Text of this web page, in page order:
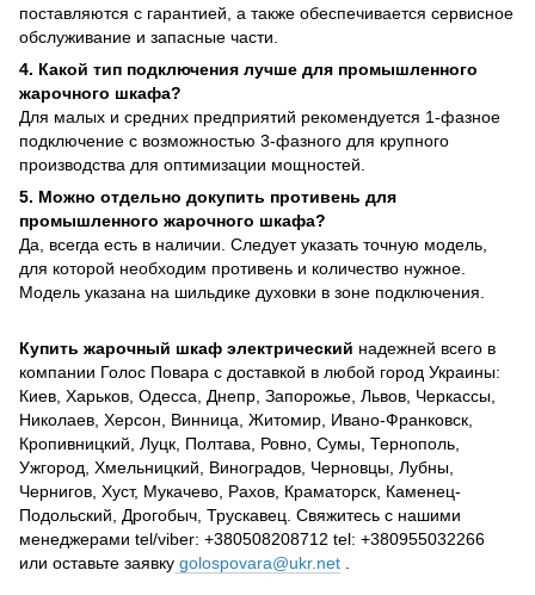
поставляются с гарантией, а также обеспечивается сервисное
обслуживание и запасные части.
4. Какой тип подключения лучше для промышленного
жарочного шкафа?
Для малых и средних предприятий рекомендуется 1-фазное
подключение с возможностью 3-фазного для крупного
производства для оптимизации мощностей.
5. Можно отдельно докупить противень для
промышленного жарочного шкафа?
Да, всегда есть в наличии. Следует указать точную модель,
для которой необходим противень и количество нужное.
Модель указана на шильдике духовки в зоне подключения.
Купить жарочный шкаф электрический надежней всего в
компании Голос Повара с доставкой в любой город Украины:
Киев, Харьков, Одесса, Днепр, Запорожье, Львов, Черкассы,
Николаев, Херсон, Винница, Житомир, Ивано-Франковск,
Кропивницкий, Луцк, Полтава, Ровно, Сумы, Тернополь,
Ужгород, Хмельницкий, Виноградов, Черновцы, Лубны,
Чернигов, Хуст, Мукачево, Рахов, Краматорск, Каменец-
Подольский, Дрогобыч, Трускавец. Свяжитесь с нашими
менеджерами tel/viber: +380508208712 tel: +380955032266
или оставьте заявку golospovara@ukr.net